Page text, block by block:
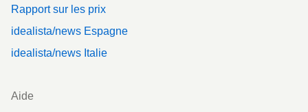
Rapport sur les prix
idealista/news Espagne
idealista/news Italie
Aide